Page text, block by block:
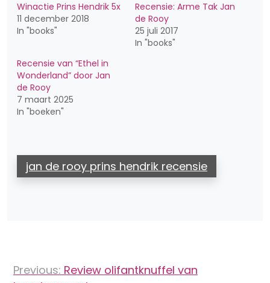
Winactie Prins Hendrik 5x
11 december 2018
In "books"
Recensie: Arme Tak Jan
de Rooy
25 juli 2017
In "books"
Recensie van “Ethel in
Wonderland” door Jan
de Rooy
7 maart 2025
In "boeken"
jan de rooy prins hendrik recensie
Previous: Review olifantknuffel van